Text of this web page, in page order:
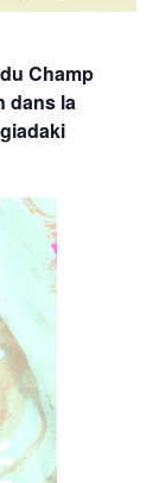
Champ
dans la